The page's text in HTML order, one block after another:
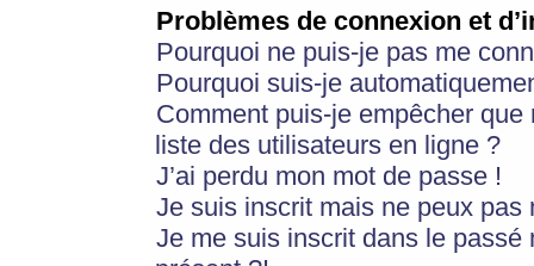
Problèmes de connexion et
Pourquoi ne puis-je pas me
Pourquoi suis-je
Comment puis-je empêcher
liste des utilisateurs en ligne ?
J’ai perdu mon mot de passe !
Je suis inscrit mais ne peux pas
Je me suis inscrit dans le